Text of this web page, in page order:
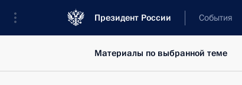
Президент России События
Материалы по выбранной теме